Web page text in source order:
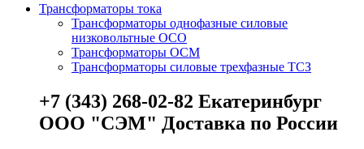
Трансформаторы тока
Трансформаторы однофазные силовые
низковольтные ОСО
Трансформаторы ОСМ
Трансформаторы силовые трехфазные ТСЗ
+7 (343) 268-02-82 Екатеринбург
ООО "СЭМ" Доставка по России